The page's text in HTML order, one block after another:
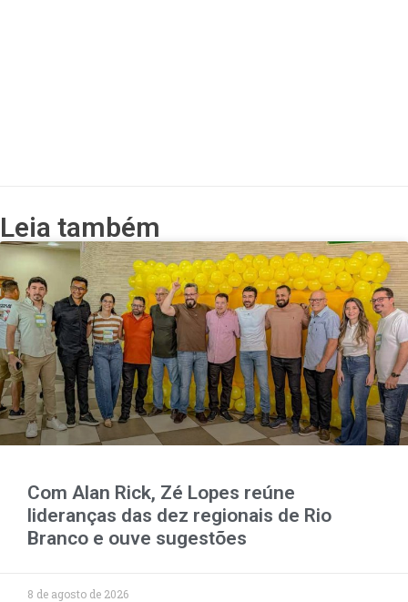
Leia também
Com Alan Rick, Zé Lopes reúne
lideranças das dez regionais de Rio
Branco e ouve sugestões
8 de agosto de 2026